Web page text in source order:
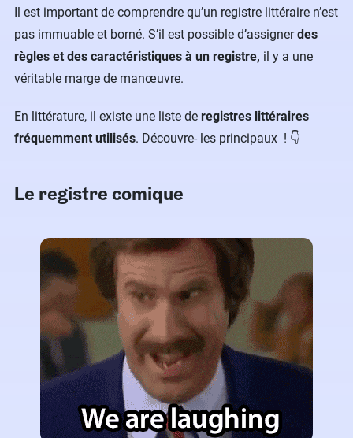
Il est important de comprendre qu’un registre littéraire n’est
pas immuable et borné. S’il est possible d’assignerdes
règles et des caractéristiques à un registre, il y a une
véritable marge de manœuvre.
En littérature, il existe une liste de registres littéraires
fréquemment utilisés. Découvre- les principaux ! 👇
Le registre comique